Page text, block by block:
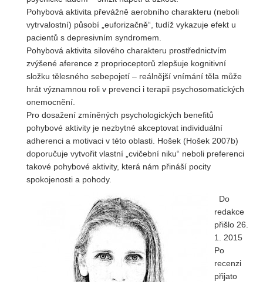
Pohybová aktivita převážně aerobního charakteru (neboli
vytrvalostní) působí „euforizačně“, tudíž vykazuje efekt u
pacientů s depresivním syndromem.
Pohybová aktivita silového charakteru prostřednictvím
zvýšené aference z proprioceptorů zlepšuje kognitivní
složku tělesného sebepojetí – reálnější vnímání těla může
hrát významnou roli v prevenci i terapii psychosomatických
onemocnění.
Pro dosažení zmíněných psychologických benefitů
pohybové aktivity je nezbytné akceptovat individuální
adherenci a motivaci v této oblasti. Hošek (Hošek 2007b)
doporučuje vytvořit vlastní „cvičební niku“ neboli preferenci
takové pohybové aktivity, která nám přináší pocity
spokojenosti a pohody.
Do
redakce
přišlo 26.
1. 2015
Po
recenzi
přijato